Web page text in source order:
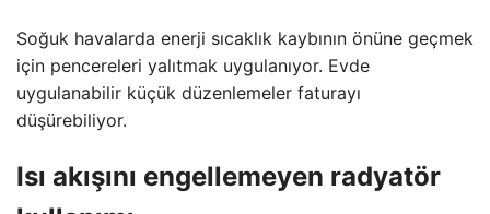
Soğuk havalarda enerji sıcaklık kaybının önüne geçmek
için pencereleri yalıtmak uygulanıyor. Evde
uygulanabilir küçük düzenlemeler faturayı
düşürebiliyor.
Isı akışını engellemeyen radyatör